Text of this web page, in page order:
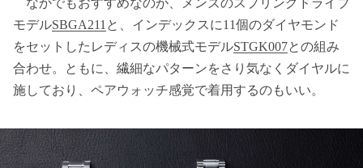
モデルSBGA211 と、インデックスに11個のダイヤモンド
をセットしたレディスの機械式モデルSTGK007との組み
合わせ。ともに、繊細なパターンをさり気なくダイヤルに
施しており、ペアウォッチ感覚で着用するのもいい。